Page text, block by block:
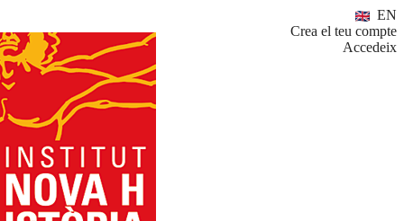
EN
Crea el teu compte
Accedeix